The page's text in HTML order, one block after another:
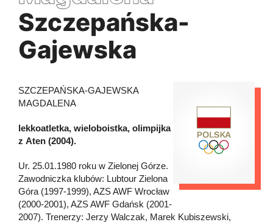
Szczepańska-
Gajewska
SZCZEPAŃSKA-GAJEWSKA
MAGDALENA
lekkoatletka, wieloboistka, olimpijka
z Aten (2004).
Ur. 25.01.1980 roku w Zielonej Górze.
Zawodniczka klubów: Lubtour Zielona
Góra (1997-1999), AZS AWF Wrocław
(2000-2001), AZS AWF Gdańsk (2001-
2007). Trenerzy: Jerzy Walczak, Marek Kubiszewski,